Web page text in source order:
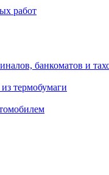
работ
банкоматов и
термобумаги